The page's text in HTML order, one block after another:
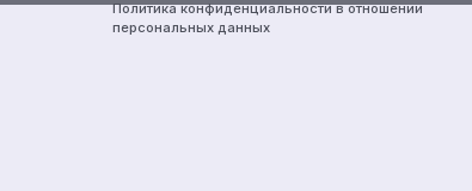
Политика конфиденциальности в отношении
персональных данных